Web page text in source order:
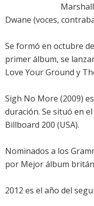
Dwane (voces,
Se formó en octubre
primer álbum, se
Love Your Ground y
Sigh No More (2009)
duración. Se situó en
Billboard 200 (USA).
Nominados a los
por Mejor álbum
2012 es el año del